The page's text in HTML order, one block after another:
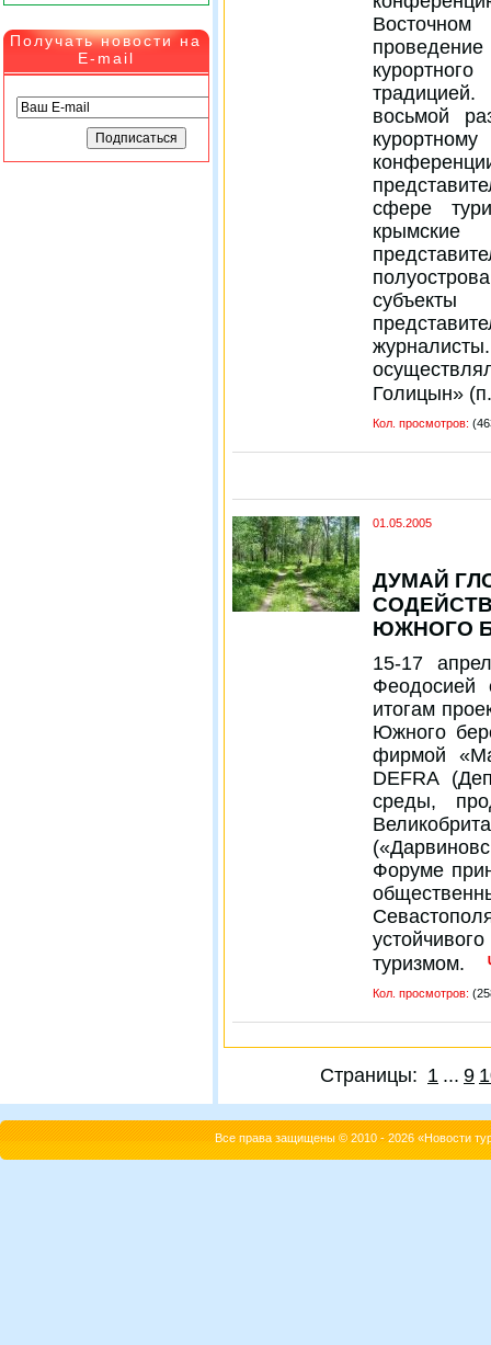
Получать новости на
E-mail
восьмой
сфере
субъекты
Голицын»
Кол. просмотров:
01.05.2005
ДУМАЙ
ЮЖНОГО
15-17
Феодосией
итогам
Южного
фирмой
DEFRA
среды,
Форуме
туризмом.
Кол. просмотров:
Страницы: 1 ... 9
Все права защищены © 2010 - 2026 «Новости